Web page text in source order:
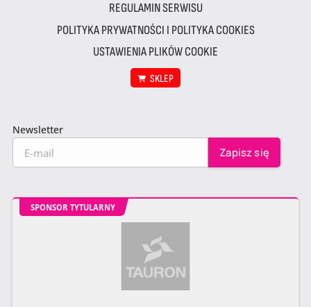
REGULAMIN SERWISU
POLITYKA PRYWATNOŚCI I POLITYKA COOKIES
USTAWIENIA PLIKÓW COOKIE
SKLEP
Newsletter
SPONSOR TYTULARNY